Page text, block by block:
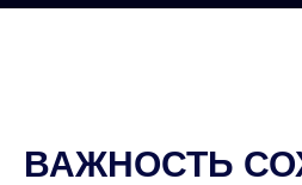
ВАЖНОСТЬ